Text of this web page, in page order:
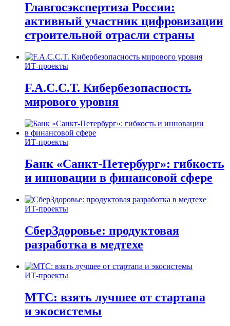
Главгосэкспертиза России:
активный участник цифровизации
строительной отрасли страны
ИТ-проекты
F.A.C.C.T. Кибербезопасность
мирового уровня
ИТ-проекты
Банк «Санкт-Петербург»: гибкость
и инновации в финансовой сфере
ИТ-проекты
СберЗдоровье: продуктовая
разработка в медтехе
ИТ-проекты
МТС: взять лучшее от стартапа
и экосистемы